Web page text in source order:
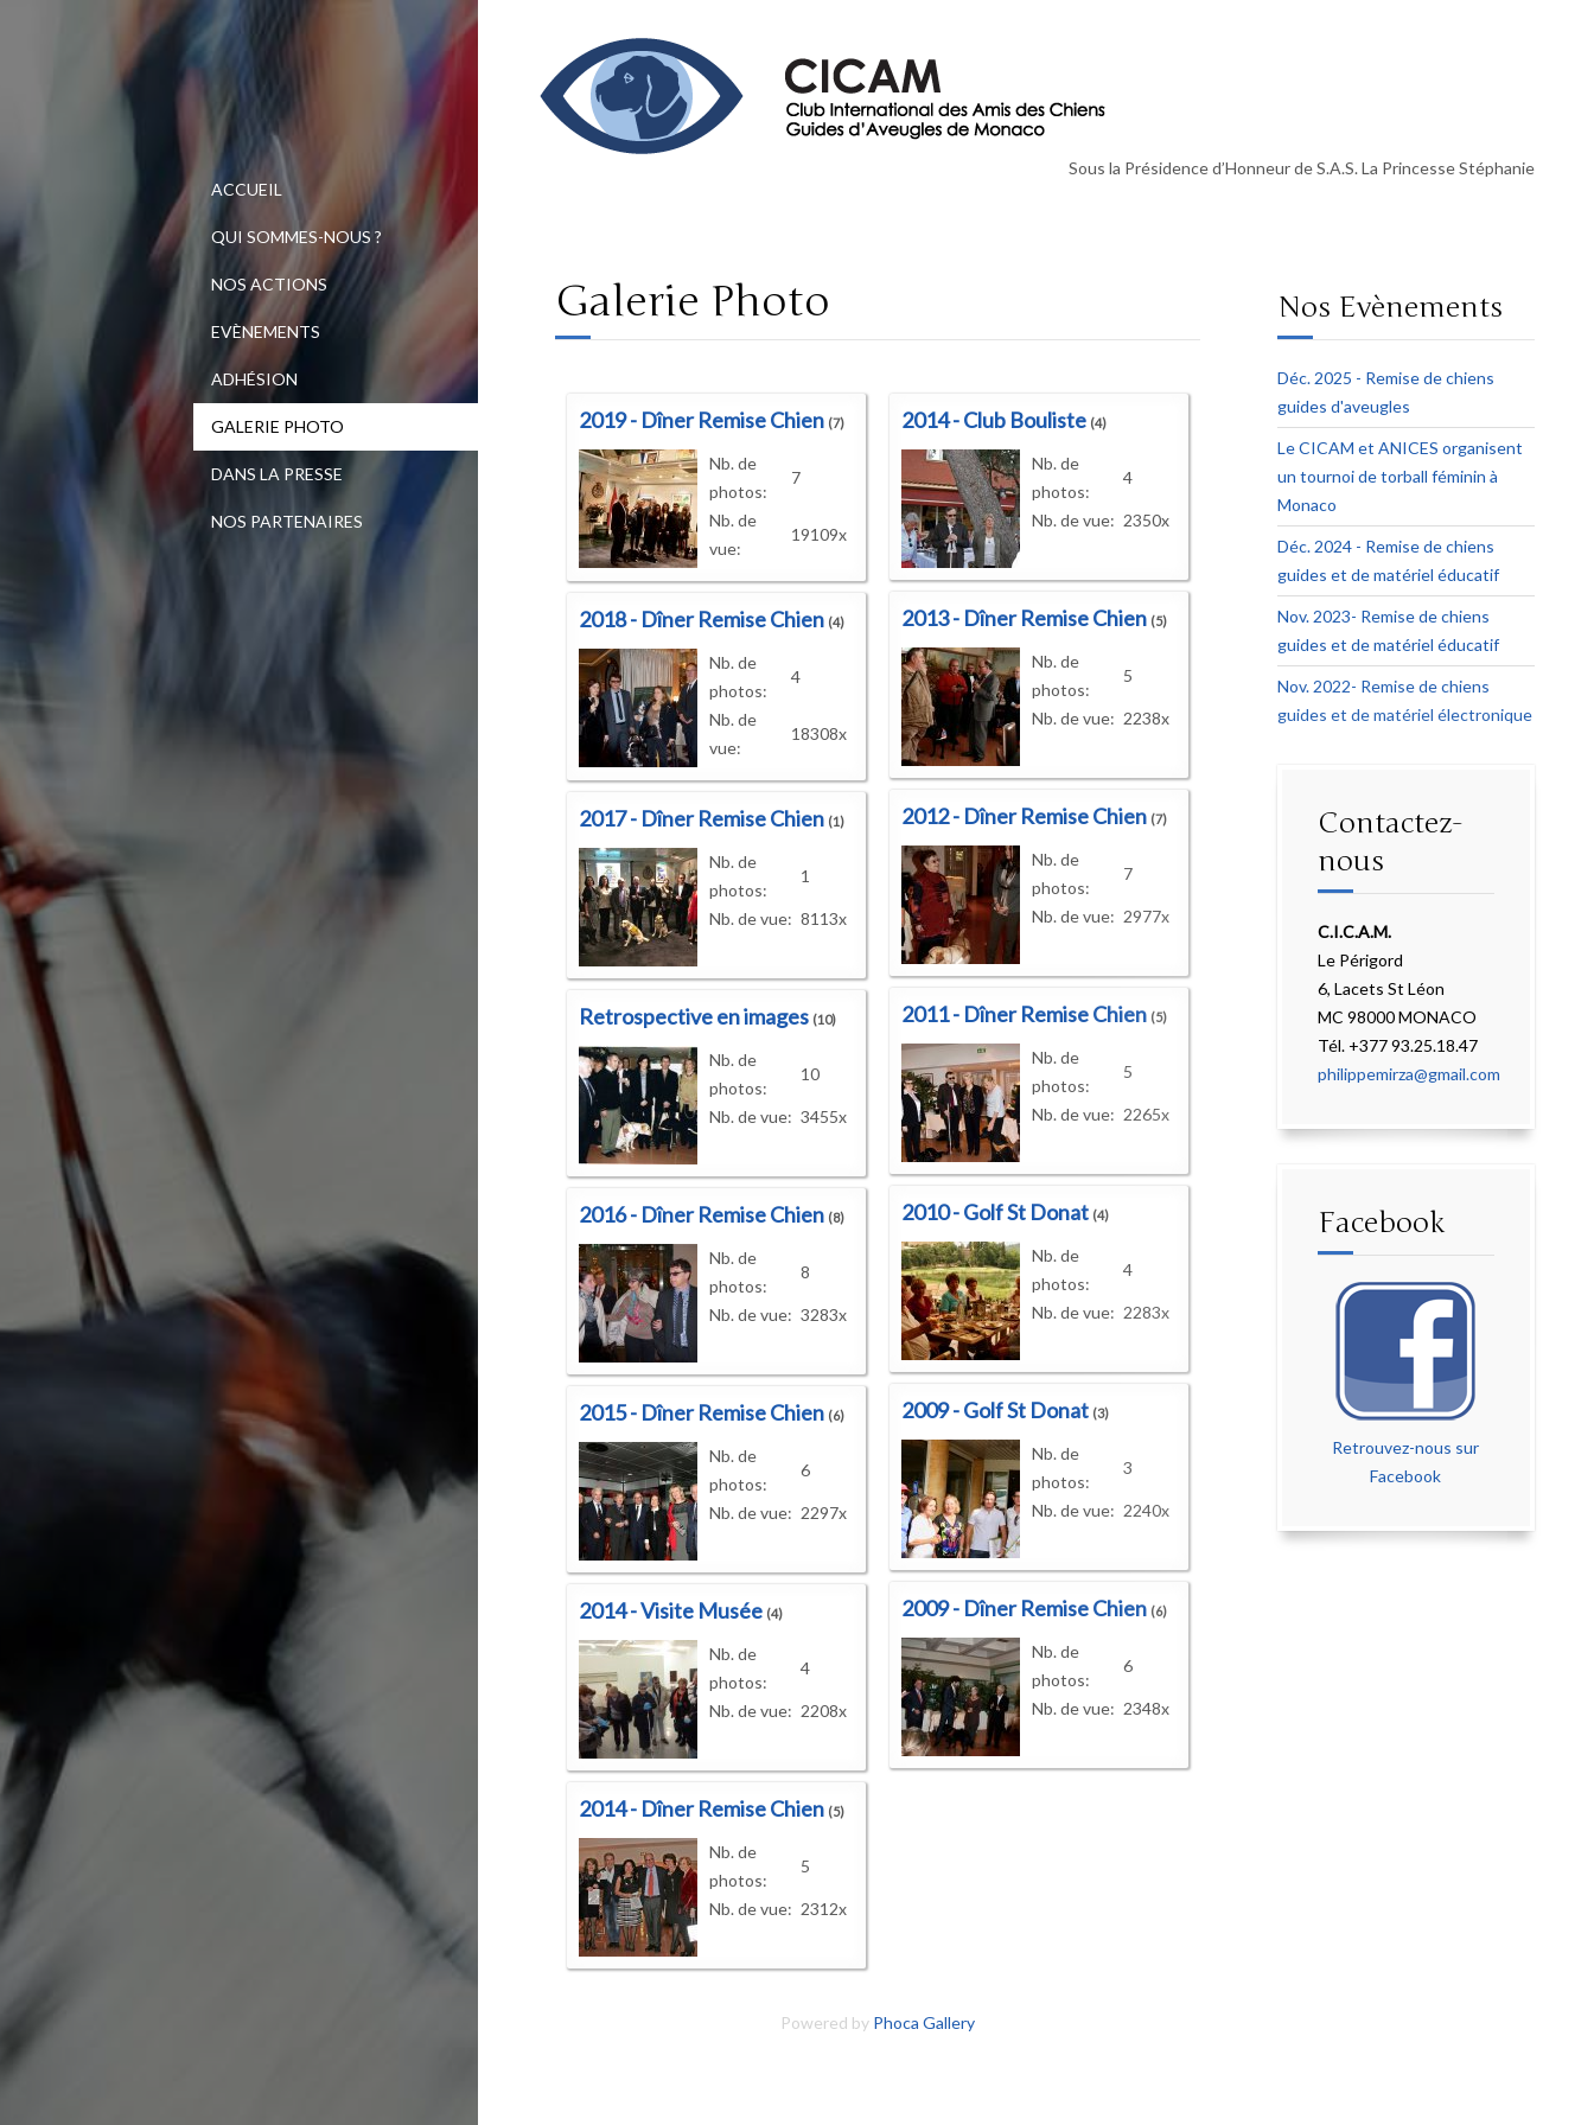
ACCUEIL
QUI SOMMES-NOUS ?
NOS ACTIONS
EVÈNEMENTS
ADHÉSION
GALERIE PHOTO
DANS LA PRESSE
NOS PARTENAIRES
Sous la Présidence d’Honneur de S.A.S. La Princesse Stéphanie
Galerie Photo
2019 - Dîner Remise Chien (7)
Nb. de
photos:
7
Nb. de
vue:
19109x
2018 - Dîner Remise Chien (4)
Nb. de
photos:
4
Nb. de
vue:
18308x
2017 - Dîner Remise Chien (1)
Nb. de
photos:
1
Nb. de vue: 8113x
Retrospective en images (10)
Nb. de
photos:
10
Nb. de vue: 3455x
2016 - Dîner Remise Chien (8)
Nb. de
photos:
8
Nb. de vue: 3283x
2015 - Dîner Remise Chien (6)
Nb. de
photos:
6
Nb. de vue: 2297x
2014 - Visite Musée (4)
Nb. de
photos:
4
Nb. de vue: 2208x
2014 - Dîner Remise Chien (5)
Nb. de
photos:
5
Nb. de vue: 2312x
2014 - Club Bouliste (4)
Nb. de
photos:
4
Nb. de vue: 2350x
2013 - Dîner Remise Chien (5)
Nb. de
photos:
5
Nb. de vue: 2238x
2012 - Dîner Remise Chien (7)
Nb. de
photos:
7
Nb. de vue: 2977x
2011 - Dîner Remise Chien (5)
Nb. de
photos:
5
Nb. de vue: 2265x
2010 - Golf St Donat (4)
Nb. de
photos:
4
Nb. de vue: 2283x
2009 - Golf St Donat (3)
Nb. de
photos:
3
Nb. de vue: 2240x
2009 - Dîner Remise Chien (6)
Nb. de
photos:
6
Nb. de vue: 2348x
Powered by Phoca Gallery
Nos Evènements
Déc. 2025 - Remise de chiens
guides d'aveugles
Le CICAM et ANICES organisent
un tournoi de torball féminin à
Monaco
Déc. 2024 - Remise de chiens
guides et de matériel éducatif
Nov. 2023- Remise de chiens
guides et de matériel éducatif
Nov. 2022- Remise de chiens
guides et de matériel électronique
Contactez-
nous
C.I.C.A.M.
Le Périgord
6, Lacets St Léon
MC 98000 MONACO
Tél. +377 93.25.18.47
philippemirza@gmail.com
Facebook
Retrouvez-nous sur
Facebook